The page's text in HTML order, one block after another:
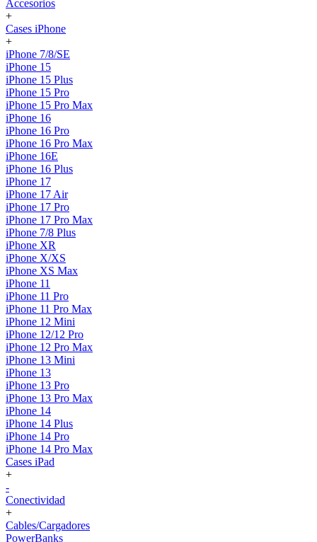
Accesorios
+
Cases iPhone
+
iPhone 7/8/SE
iPhone 15
iPhone 15 Plus
iPhone 15 Pro
iPhone 15 Pro Max
iPhone 16
iPhone 16 Pro
iPhone 16 Pro Max
iPhone 16E
iPhone 16 Plus
iPhone 17
iPhone 17 Air
iPhone 17 Pro
iPhone 17 Pro Max
iPhone 7/8 Plus
iPhone XR
iPhone X/XS
iPhone XS Max
iPhone 11
iPhone 11 Pro
iPhone 11 Pro Max
iPhone 12 Mini
iPhone 12/12 Pro
iPhone 12 Pro Max
iPhone 13 Mini
iPhone 13
iPhone 13 Pro
iPhone 13 Pro Max
iPhone 14
iPhone 14 Plus
iPhone 14 Pro
iPhone 14 Pro Max
Cases iPad
+
-
Conectividad
+
Cables/Cargadores
PowerBanks